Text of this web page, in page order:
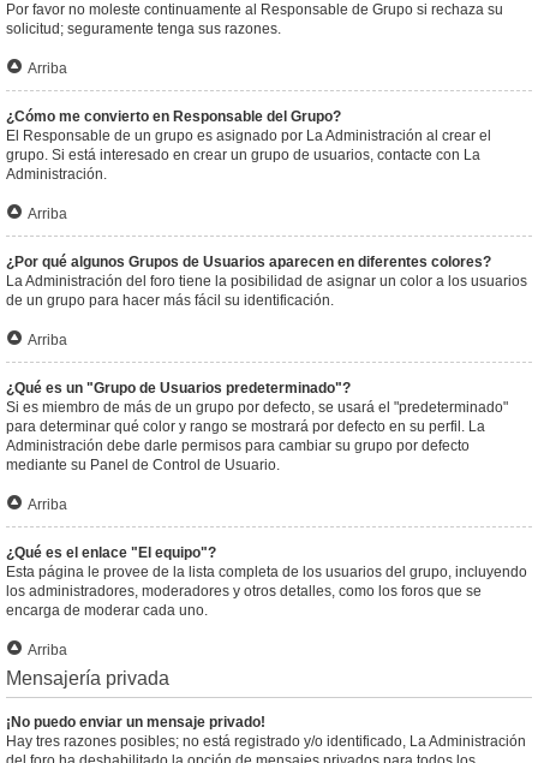
Por favor no moleste continuamente al Responsable de Grupo si rechaza su
solicitud; seguramente tenga sus razones.
Arriba
¿Cómo me convierto en Responsable del Grupo?
El Responsable de un grupo es asignado por La Administración al crear el
grupo. Si está interesado en crear un grupo de usuarios, contacte con La
Administración.
Arriba
¿Por qué algunos Grupos de Usuarios aparecen en diferentes colores?
La Administración del foro tiene la posibilidad de asignar un color a los usuarios
de un grupo para hacer más fácil su identificación.
Arriba
¿Qué es un "Grupo de Usuarios predeterminado"?
Si es miembro de más de un grupo por defecto, se usará el "predeterminado"
para determinar qué color y rango se mostrará por defecto en su perfil. La
Administración debe darle permisos para cambiar su grupo por defecto
mediante su Panel de Control de Usuario.
Arriba
¿Qué es el enlace "El equipo"?
Esta página le provee de la lista completa de los usuarios del grupo, incluyendo
los administradores, moderadores y otros detalles, como los foros que se
encarga de moderar cada uno.
Arriba
Mensajería privada
¡No puedo enviar un mensaje privado!
Hay tres razones posibles; no está registrado y/o identificado, La Administración